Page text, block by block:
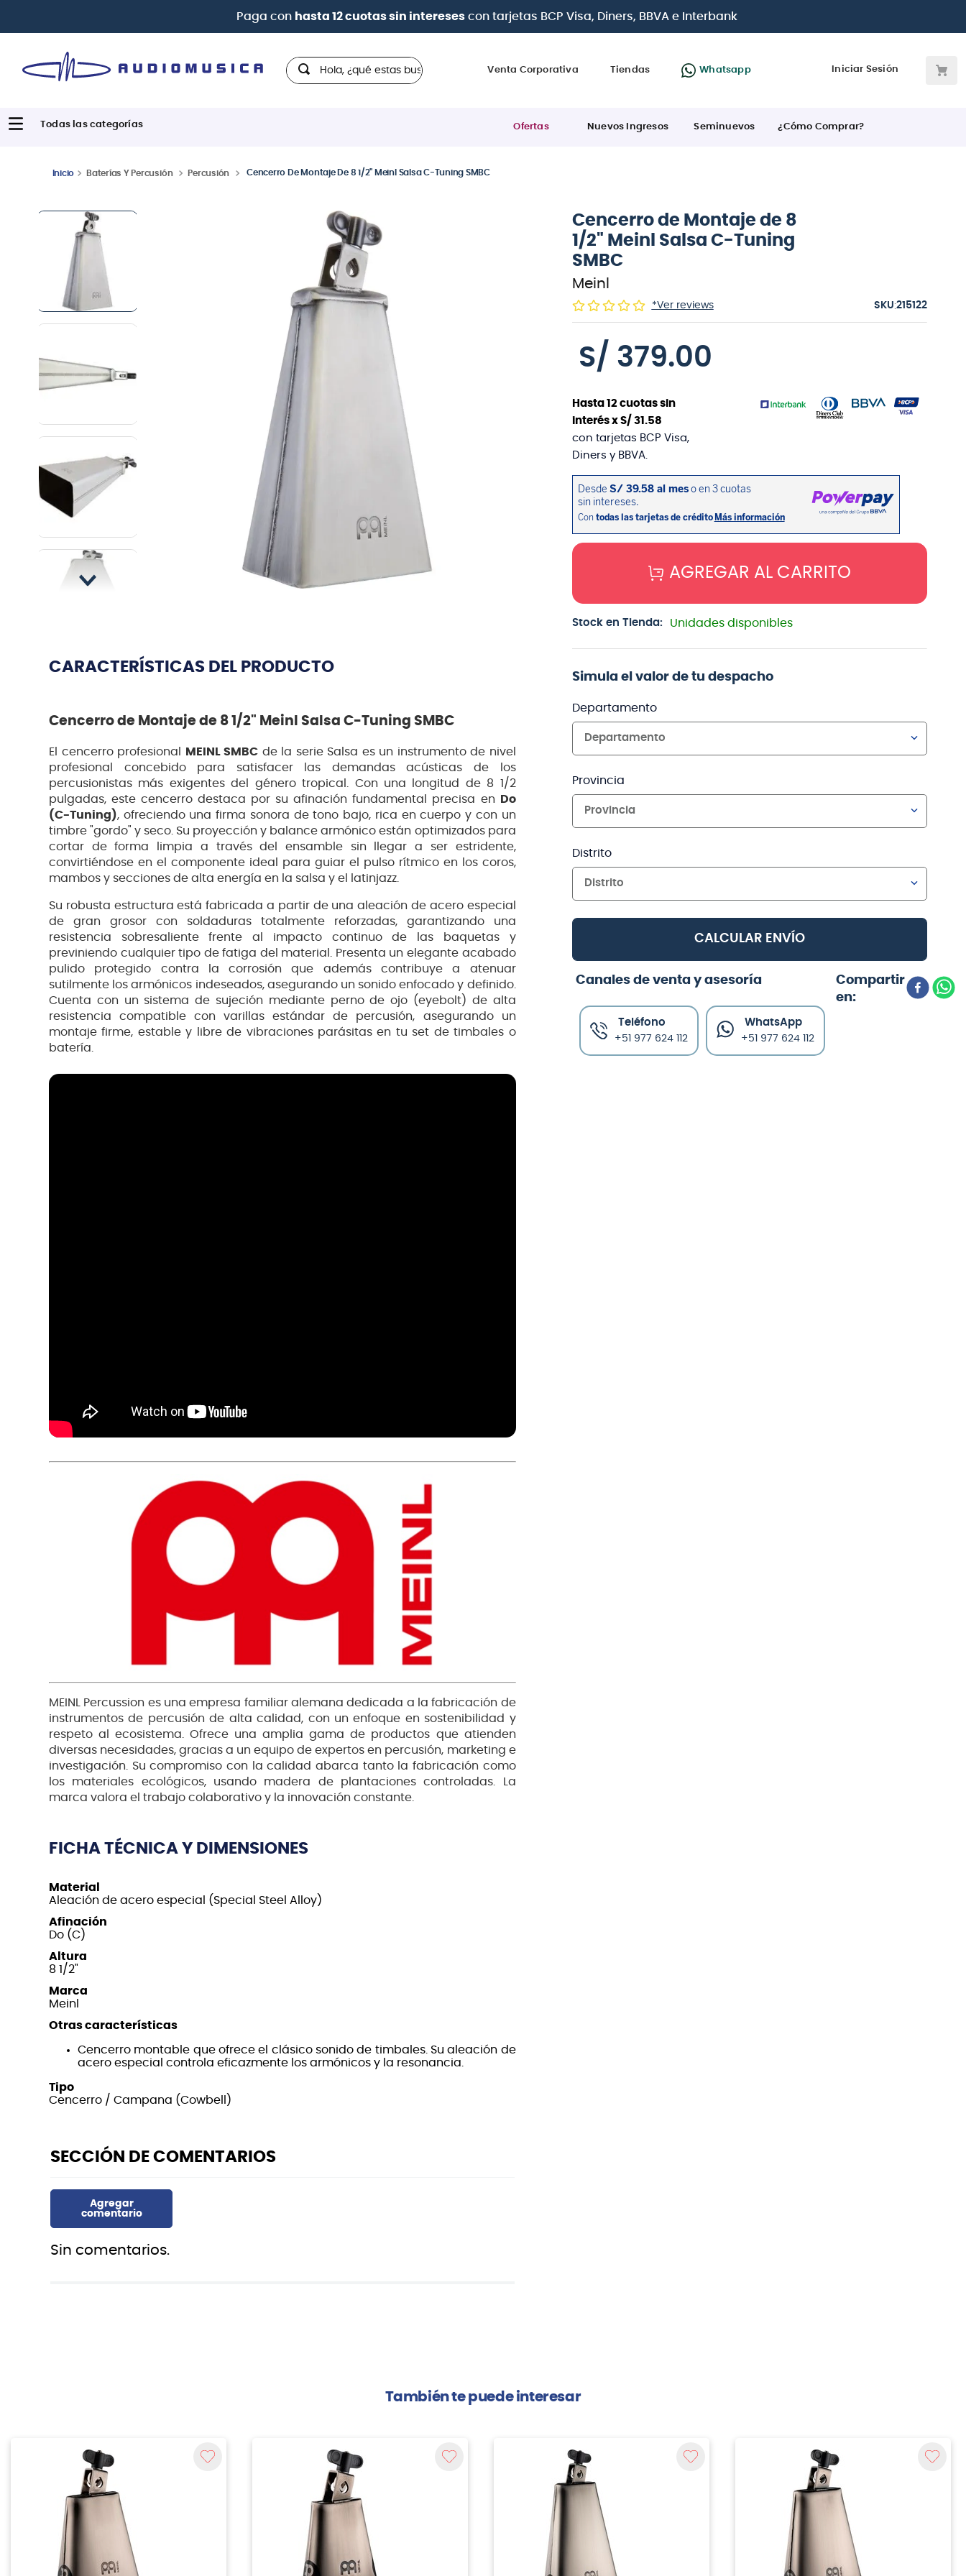
Paga con hasta 12 cuotas sin interesescon tarjetas BCP Visa, Diners, BBVA e Interbank
Hola, ¿qué estas buscando?
Venta Corporativa Tiendas Whatsapp Iniciar Sesión
Ofertas Nuevos Ingresos Seminuevos ¿Cómo Comprar?
Baterías Y Percusión Percusión Cencerro De Montaje De 8 1/2" Meinl Salsa C-Tuning SMBC
CARACTERÍSTICAS DEL PRODUCTO
Cencerro de Montaje de 8 1/2" Meinl Salsa C-Tuning SMBC
El cencerro profesional MEINL SMBC de la serie Salsa es un instrumento de nivel
profesional concebido para satisfacer las demandas acústicas de los
percusionistas más exigentes del género tropical. Con una longitud de 8 1/2
pulgadas, este cencerro destaca por su afinación fundamental precisa en
Do
(C-Tuning), ofreciendo una firma sonora de tono bajo, rica en cuerpo y con un
timbre "gordo" y seco. Su proyección y balance armónico están optimizados para
cortar de forma limpia a través del ensamble sin llegar a ser estridente,
convirtiéndose en el componente ideal para guiar el pulso rítmico en los coros,
mambos y secciones de alta energía en la salsa y el latinjazz.
Su robusta estructura está fabricada a partir de una aleación de acero especial
de gran grosor con soldaduras totalmente reforzadas, garantizando una
resistencia sobresaliente frente al impacto continuo de las baquetas y
previniendo cualquier tipo de fatiga del material. Presenta un elegante acabado
pulido protegido contra la corrosión que además contribuye a atenuar
sutilmente los armónicos indeseados, asegurando un sonido enfocado y definido.
Cuenta con un sistema de sujeción mediante perno de ojo (eyebolt) de alta
resistencia compatible con varillas estándar de percusión, asegurando un
montaje firme, estable y libre de vibraciones parásitas en tu set de timbales o
batería.
MEINL Percussion es una empresa familiar alemana dedicada a la fabricación de
instrumentos de percusión de alta calidad, con un enfoque en sostenibilidad y
respeto al ecosistema. Ofrece una amplia gama de productos que atienden
diversas necesidades, gracias a un equipo de expertos en percusión, marketing e
investigación. Su compromiso con la calidad abarca tanto la fabricación como
los materiales ecológicos, usando madera de plantaciones controladas. La
marca valora el trabajo colaborativo y la innovación constante.
FICHA TÉCNICA Y DIMENSIONES
Material
Aleación de acero especial (Special Steel Alloy)
Afinación
Do (C)
Altura
8 1/2"
Marca
Meinl
Otras características
Cencerro montable que ofrece el clásico sonido de timbales. Su aleación de
acero especial controla eficazmente los armónicos y la resonancia.
Tipo
Cencerro / Campana (Cowbell)
Sin comentarios.
Cencerro de Montaje de 8
1/2" Meinl Salsa C-Tuning
SMBC
Meinl
*Ver reviews :215122
S/ 379.00
Hasta 12cuotas sin
interés x S/ 31 .58
con tarjetas BCP Visa,
Diners y BBVA.
AGREGAR AL CARRITO
Stock en Tienda: Unidades disponibles
Simula el valor de tu despacho
Departamento
Departamento
Provincia
Provincia
Distrito
Distrito
CALCULAR ENVÍO
Canales de venta y asesoría
Teléfono
+51 977 624 112
WhatsApp
+51 977 624 112
También te puede interesar